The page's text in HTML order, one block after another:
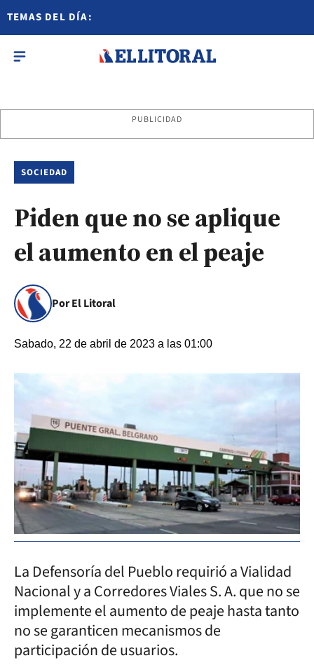
TEMAS DEL DÍA:
PUBLICIDAD
SOCIEDAD
Piden que no se aplique
el aumento en el peaje
Por El Litoral
Sabado, 22 de abril de 2023 a las 01:00
La Defensoría del Pueblo requirió a Vialidad
Nacional y a Corredores Viales S. A. que no se
implemente el aumento de peaje hasta tanto
no se garanticen mecanismos de
participación de usuarios.